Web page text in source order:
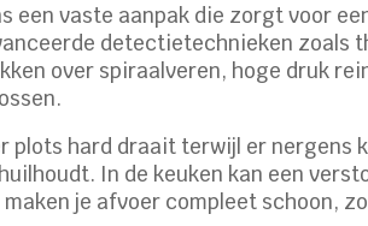
een vaste aanpak die zorgt voor
detectietechnieken zoals
over spiraalveren, hoge druk
plots hard draait terwijl er
In de keuken kan een
je afvoer compleet schoon,